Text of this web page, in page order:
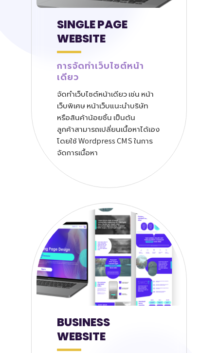
SINGLE PAGE
WEBSITE
การจัดทำเว็บไซต์หน้า
เดียว
จัดทำเว็บไซต์หน้าเดียว เช่น หน้า
เว็บพิเศษ หน้าเว็บแนะนำบริษัท
หรือสินค้าน้อยชิ้น เป็นต้น
ลูกค้าสามารถเปลี่ยนเนื้อหาได้เอง
โดยใช้ Wordpress CMS ในการ
จัดการเนื้อหา
BUSINESS
WEBSITE